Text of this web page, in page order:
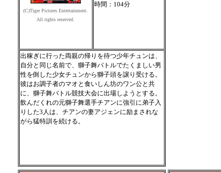
(C)Tiger Pictures Entertainment.
All rights reserved.
時間：104分
出稼ぎに行った両親の帰りを待つ少年チュンは、
自分と同じ名前で、獅子舞バトルでたくましい男
性を倒した少女チュンから獅子頭を譲り受ける。
彼はお調子者のマオと食いしん坊のワン公と共
に、獅子舞バトル競技大会に出場しようとする。
飲んだくれの元獅子舞選手チアンに強引に弟子入
りした3人は、チアンの妻アジェンに励まされな
がら猛特訓を続ける。